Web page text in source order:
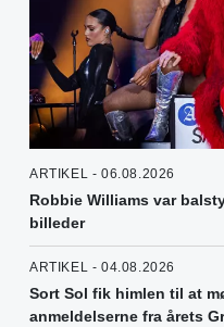
ARTIKEL - 06.08.2026
Robbie Williams var
billeder
ARTIKEL - 04.08.2026
Sort Sol fik himlen til at
anmeldelserne fra årets